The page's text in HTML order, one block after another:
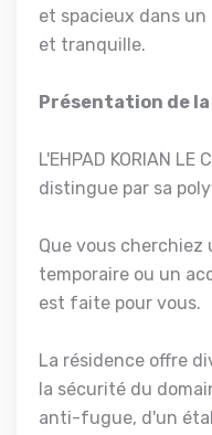
et spacieux dans
et tranquille.
Présentation de
L'EHPAD KORIAN LE
distingue par sa
Que vous cherchiez
temporaire ou un
est faite pour vous.
La résidence offre
la sécurité du
anti-fugue, d'un